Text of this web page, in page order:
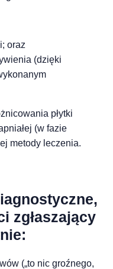
oraz
(dzięki
płytki
(w fazie
metody leczenia.
zgłaszający
(„to nic groźnego,